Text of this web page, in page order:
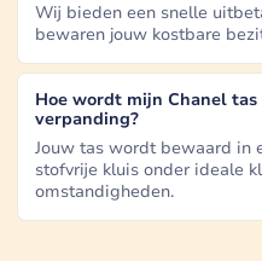
Wij bieden een snelle
bewaren jouw kostbare
Hoe wordt mijn Chanel
verpanding?
Jouw tas wordt bewaard in
stofvrije kluis onder ideale
omstandigheden.